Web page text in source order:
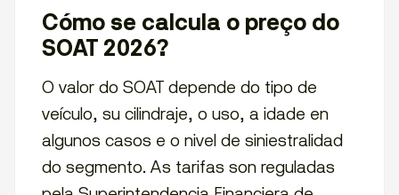
Cómo se calcula o preço do
SOAT 2026?
O valor do SOAT depende do tipo de
veículo, su cilindraje, o uso, a idade en
algunos casos e o nivel de siniestralidad
do segmento. As tarifas son reguladas